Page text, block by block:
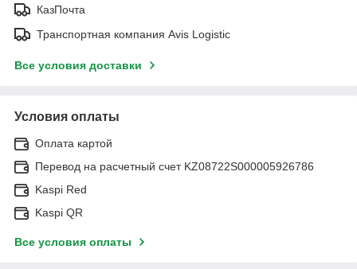
КазПочта
Транспортная компания Avis Logistic
Все условия доставки
Условия оплаты
Оплата картой
Перевод на расчетный счет KZ08722S000005926786
Kaspi Red
Kaspi QR
Все условия оплаты